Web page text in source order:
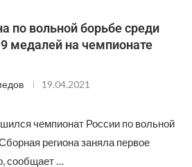
по вольной борьбе среди
9 медалей на чемпионате
19.04.2021
чемпионат России по вольной
региона заняла первое
сообщает …